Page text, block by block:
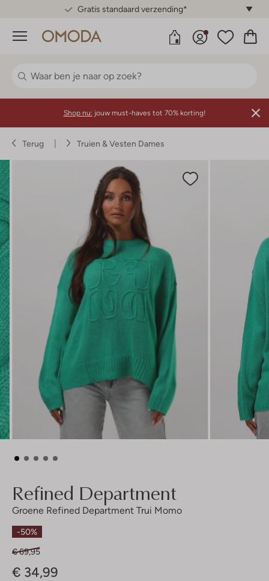
Gratis standaard verzending*
Menu
Shop nu: jouw must-haves tot 70% korting!
Terug Truien & Vesten Dames
Refined Department
Groene Refined Department Trui Momo
-50%
€ 69,95
€ 34,99